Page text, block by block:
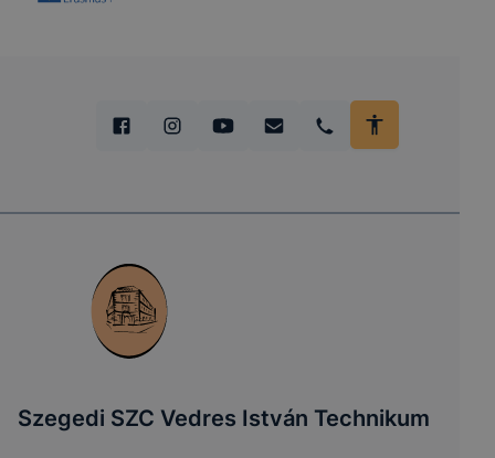
Szegedi SZC Vedres István Technikum